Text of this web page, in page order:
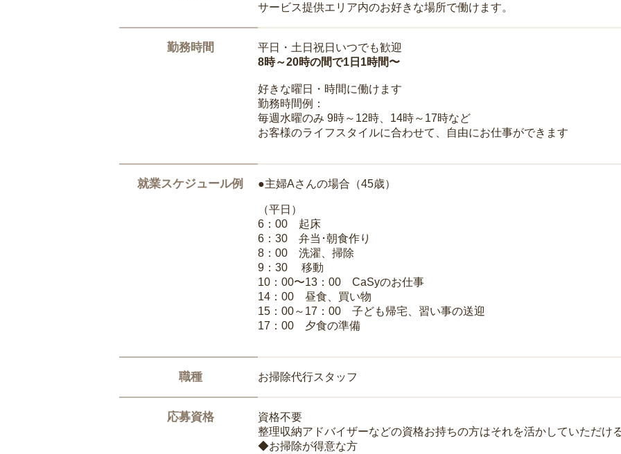
サービス提供エリア内のお好きな場所で働けます。
勤務時間
平日・土日祝日いつでも歓迎
8時～20時の間で1日1時間〜
好きな曜日・時間に働けます
勤務時間例：
毎週水曜のみ 9時～12時、14時～17時など
お客様のライフスタイルに合わせて、自由にお仕事ができます
就業スケジュール例 ●主婦Aさんの場合（45歳）
（平日）
6：00 起床
6：30 弁当･朝食作り
8：00 洗濯、掃除
9：30 移動
10：00〜13：00 CaSyのお仕事
14：00 昼食、買い物
15：00～17：00 子ども帰宅、習い事の送迎
17：00 夕食の準備
職種 お掃除代行スタッフ
応募資格
資格不要
整理収納アドバイザーなどの資格お持ちの方はそれを活かしていただけ
◆お掃除が得意な方